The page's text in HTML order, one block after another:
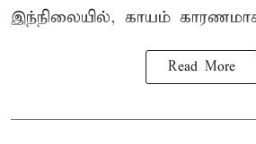
இந்நிலையில், காயம்
Read More